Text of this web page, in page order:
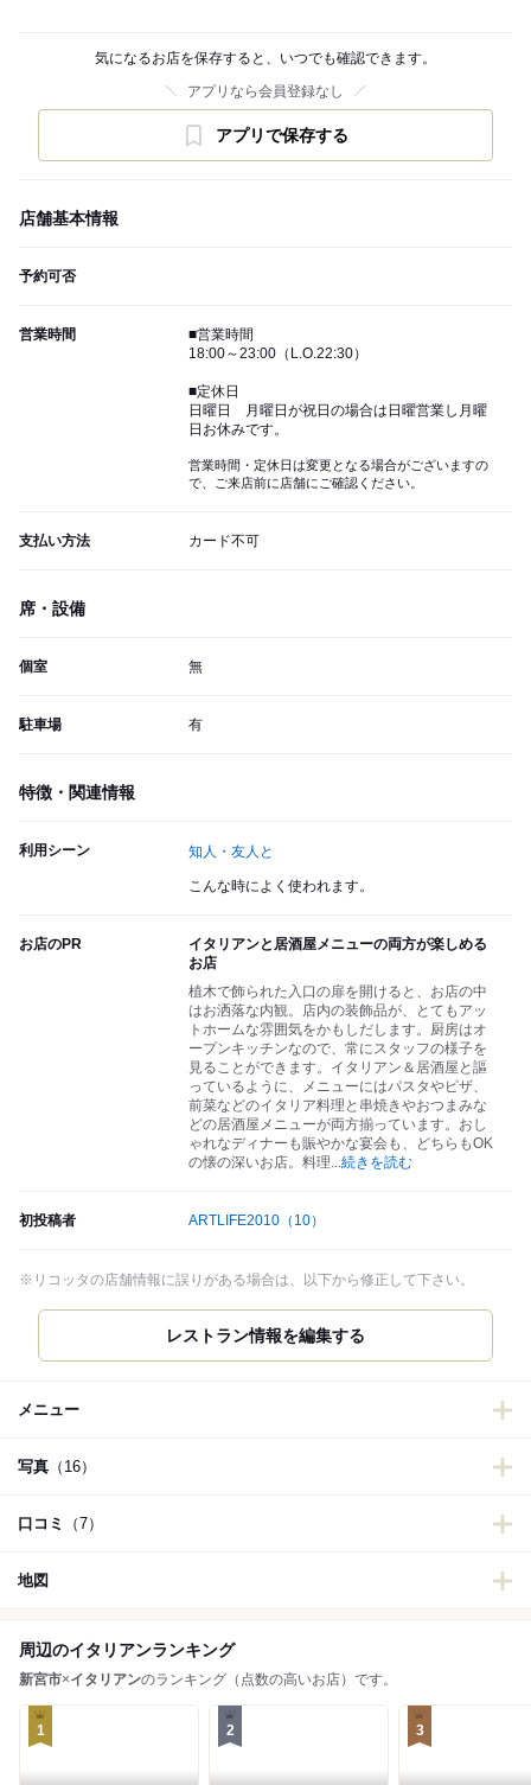
気になるお店を保存すると、いつでも確認できます。
アプリなら会員登録なし
アプリで保存する
店舗基本情報
予約可否
営業時間
■営業時間
18:00～23:00（L.O.22:30）
■定休日
日曜日 月曜日が祝日の場合は日曜営業し月曜
日お休みです。
営業時間・定休日は変更となる場合がございますの
で、ご来店前に店舗にご確認ください。
支払い方法 カード不可
席・設備
個室 無
駐車場 有
特徴・関連情報
利用シーン 知人・友人と
こんな時によく使われます。
お店のPR
イタリアンと居酒屋メニューの両方が楽しめる
お店
植木で飾られた入口の扉を開けると、お店の中
はお洒落な内観。店内の装飾品が、とてもアッ
トホームな雰囲気をかもしだします。厨房はオ
ープンキッチンなので、常にスタッフの様子を
見ることができます。イタリアン＆居酒屋と謳
っているように、メニューにはパスタやピザ、
前菜などのイタリア料理と串焼きやおつまみな
どの居酒屋メニューが両方揃っています。おし
ゃれなディナーも賑やかな宴会も、どちらもOK
の懐の深いお店。料理...続きを読む
初投稿者 ARTLIFE2010 （10）
※リコッタの店舗情報に誤りがある場合は、以下から修正して下さい。
メニュー
写真 （16）
口コミ （7）
地図
周辺のイタリアンランキング
新宮市×イタリアンのランキング（点数の高いお店）です。
1 2 3